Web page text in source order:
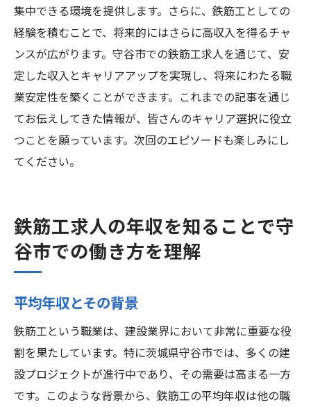
集中できる環境を提供します。さらに、鉄筋工としての
経験を積むことで、将来的にはさらに高収入を得るチャ
ンスが広がります。守谷市での鉄筋工求人を通じて、安
定した収入とキャリアアップを実現し、将来にわたる職
業安定性を築くことができます。これまでの記事を通じ
てお伝えしてきた情報が、皆さんのキャリア選択に役立
つことを願っています。次回のエピソードも楽しみにし
てください。
鉄筋工求人の年収を知ることで守
谷市での働き方を理解
平均年収とその背景
鉄筋工という職業は、建設業界において非常に重要な役
割を果たしています。特に茨城県守谷市では、多くの建
設プロジェクトが進行中であり、その需要は高まる一方
です。このような背景から、鉄筋工の平均年収は他の職